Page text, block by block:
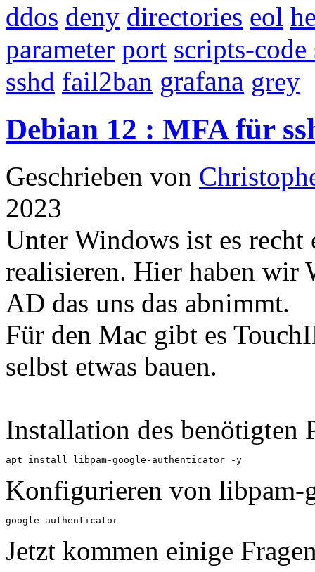
ddos deny directories eol
parameter port scripts-code
sshd fail2ban grafana grey
Debian 12 : MFA für
Geschrieben von
2023
Unter Windows ist es
realisieren. Hier haben wir
AD das uns das abnimmt.
Für den Mac gibt es
selbst etwas bauen.
Installation des benötigten
apt install libpam-google-authenticator -y
Konfigurieren von libpam-
google-authenticator
Jetzt kommen einige